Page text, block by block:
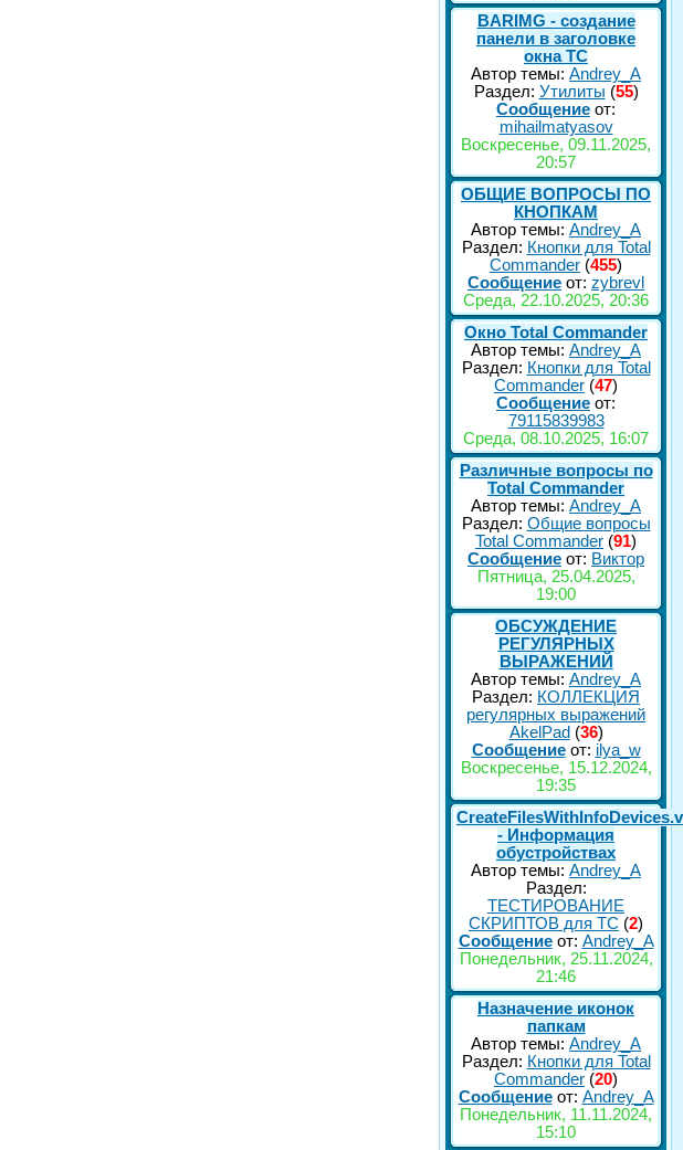
BARIMG - создание
панели в заголовке
окна TC
Автор темы: Andrey_A
Раздел: Утилиты (55)
Сообщение от:
mihailmatyasov
Воскресенье, 09.11.2025,
20:57
ОБЩИЕ ВОПРОСЫ ПО
КНОПКАМ
Автор темы: Andrey_A
Раздел: Кнопки для Total
Commander (455)
Сообщение от: zybrevl
Среда, 22.10.2025, 20:36
Окно Total Commander
Автор темы: Andrey_A
Раздел: Кнопки для Total
Commander (47)
Сообщение от:
79115839983
Среда, 08.10.2025, 16:07
Различные вопросы по
Total Commander
Автор темы: Andrey_A
Раздел: Общие вопросы
Total Commander (91)
Сообщение от: Виктор
Пятница, 25.04.2025,
19:00
ОБСУЖДЕНИЕ
РЕГУЛЯРНЫХ
ВЫРАЖЕНИЙ
Автор темы: Andrey_A
Раздел: КОЛЛЕКЦИЯ
регулярных выражений
AkelPad (36)
Сообщениеот: ilya_w
Воскресенье, 15.12.2024,
19:35
- Информация
обустройствах
Автор темы: Andrey_A
Раздел:
ТЕСТИРОВАНИЕ
СКРИПТОВ для TC (2)
Сообщениеот: Andrey_A
Понедельник, 25.11.2024,
21:46
Назначение иконок
папкам
Автор темы: Andrey_A
Раздел: Кнопки для Total
Commander (20)
Сообщениеот: Andrey_A
Понедельник, 11.11.2024,
15:10